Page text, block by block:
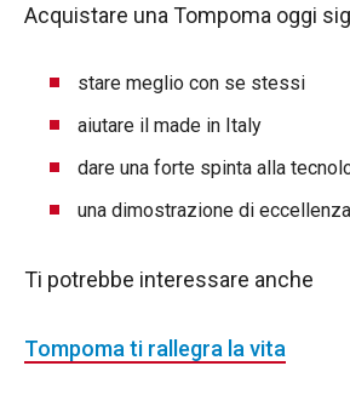
Acquistare una Tompoma oggi
stare meglio con se stessi
aiutare il made in Italy
dare una forte spinta alla
una dimostrazione di eccellenza
Ti potrebbe interessare anche
Tompoma ti rallegra la vita